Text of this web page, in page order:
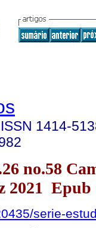
ISSN 1414-
no.58
2021 Epub
serie-